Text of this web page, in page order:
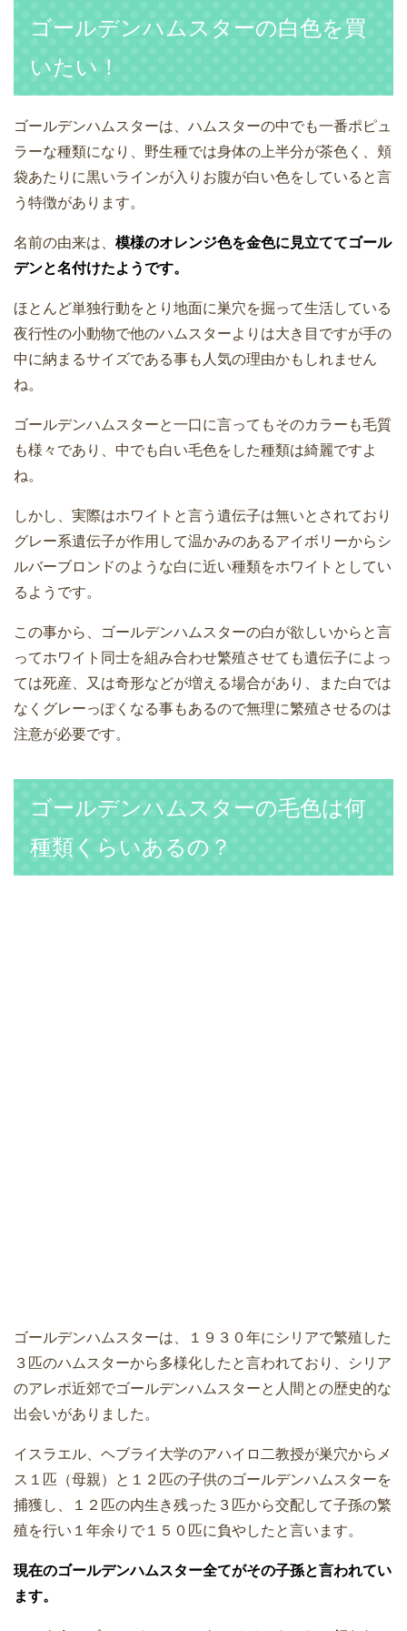
ゴールデンハムスターの白色を買
いたい！
ゴールデンハムスターは、ハムスターの中でも一番ポピュ
ラーな種類になり、野生種では身体の上半分が茶色く、頬
袋あたりに黒いラインが入りお腹が白い色をしていると言
う特徴があります。
名前の由来は、 模様のオレンジ色を金色に見立ててゴール
デンと名付けたようです。
ほとんど単独行動をとり地面に巣穴を掘って生活している
夜行性の小動物で他のハムスターよりは大き目ですが手の
中に納まるサイズである事も人気の理由かもしれません
ね。
ゴールデンハムスターと一口に言ってもそのカラーも毛質
も様々であり、中でも白い毛色をした種類は綺麗ですよ
ね。
しかし、実際はホワイトと言う遺伝子は無いとされており
グレー系遺伝子が作用して温かみのあるアイボリーからシ
ルバーブロンドのような白に近い種類をホワイトとしてい
るようです。
この事から、ゴールデンハムスターの白が欲しいからと言
ってホワイト同士を組み合わせ繁殖させても遺伝子によっ
ては死産、又は奇形などが増える場合があり、また白では
なくグレーっぽくなる事もあるので無理に繁殖させるのは
注意が必要です。
ゴールデンハムスターの毛色は何
種類くらいあるの？
ゴールデンハムスターは、１９３０年にシリアで繁殖した
３匹のハムスターから多様化したと言われており、シリア
のアレポ近郊でゴールデンハムスターと人間との歴史的な
出会いがありました。
イスラエル、ヘブライ大学のアハイロ二教授が巣穴からメ
ス１匹（母親）と１２匹の子供のゴールデンハムスターを
捕獲し、１２匹の内生き残った３匹から交配して子孫の繁
殖を行い１年余りで１５０匹に負やしたと言います。
現在のゴールデンハムスター全てがその子孫と言われてい
ます。